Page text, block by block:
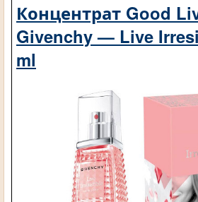
Концентрат Good
Givenchy — Live
ml